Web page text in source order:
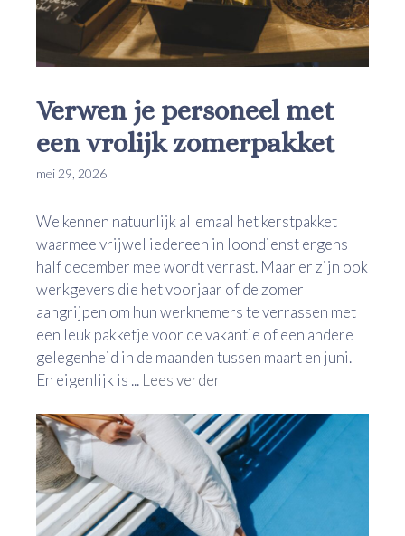
Verwen je personeel met
een vrolijk zomerpakket
mei 29, 2026
We kennen natuurlijk allemaal het kerstpakket
waarmee vrijwel iedereen in loondienst ergens
half december mee wordt verrast. Maar er zijn ook
werkgevers die het voorjaar of de zomer
aangrijpen om hun werknemers te verrassen met
een leuk pakketje voor de vakantie of een andere
gelegenheid in de maanden tussen maart en juni.
En eigenlijk is ... Lees verder